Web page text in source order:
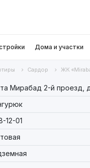
Дома и участки
Сардор ЖК
Мирабад 2-й проезд,
12-01